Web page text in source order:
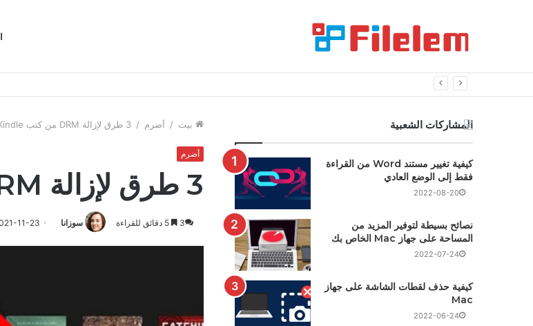
بيت / أضرم / 3 طرق لإزالة DRM من كتب Kindle
أضرم
3 طرق لإزالة DRM من كتب Kindle
سوزانا 11-23 3
المشاركات الشعبية
كيفية تغيير مستند Word من القراءة
فقط إلى الوضع العادي
2022-08-20
نصائح بسيطة لتوفير المزيد من
المساحة على جهاز Mac الخاص بك
2022-07-24
كيفية حذف لقطات الشاشة على جهاز
Mac
2022-06-24